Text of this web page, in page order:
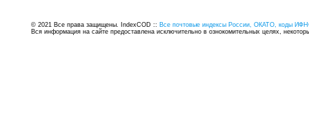
© 2021 Все права защищены. IndexCOD :: Все почтовые индексы России, ОКАТО, коды
Вся информация на сайте предоставлена исключительно в ознокомительных целях,